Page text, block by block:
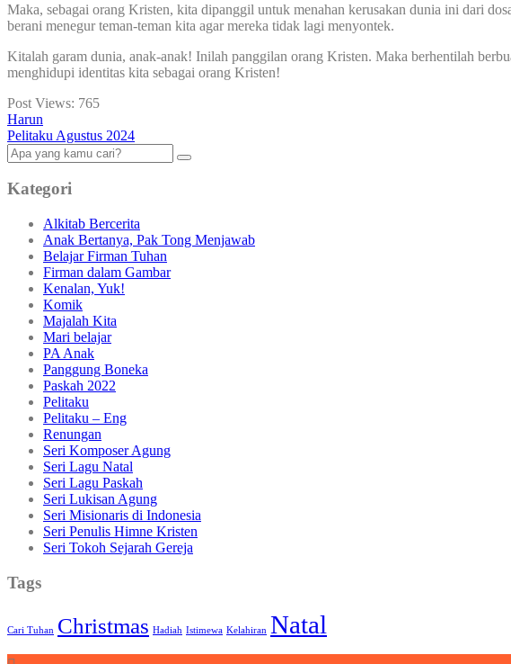
Maka, sebagai orang Kristen, kita dipanggil untuk menahan kerusakan dunia ini dari
berani menegur teman-teman kita agar mereka tidak lagi menyontek.
Kitalah garam dunia, anak-anak! Inilah panggilan orang Kristen. Maka berhentilah
menghidupi identitas kita sebagai orang Kristen!
Post Views: 765
Harun
Pelitaku Agustus 2024
Kategori
Alkitab Bercerita
Anak Bertanya, Pak Tong Menjawab
Belajar Firman Tuhan
Firman dalam Gambar
Kenalan, Yuk!
Komik
Majalah Kita
Mari belajar
PA Anak
Panggung Boneka
Paskah 2022
Pelitaku
Pelitaku – Eng
Renungan
Seri Komposer Agung
Seri Lagu Natal
Seri Lagu Paskah
Seri Lukisan Agung
Seri Misionaris di Indonesia
Seri Penulis Himne Kristen
Seri Tokoh Sejarah Gereja
Tags
Cari Tuhan Christmas Hadiah Istimewa Kelahiran Natal